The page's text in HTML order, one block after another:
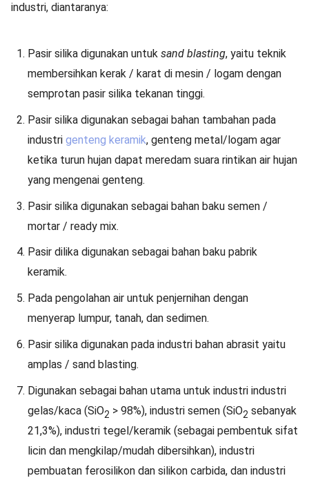
industri, diantaranya:
Pasir silika digunakan untuk sand blasting, yaitu teknik
membersihkan kerak / karat di mesin / logam dengan
semprotan pasir silika tekanan tinggi.
Pasir silika digunakan sebagai bahan tambahan pada
industri genteng keramik, genteng metal/logam agar
ketika turun hujan dapat meredam suara rintikan air hujan
yang mengenai genteng.
Pasir silika digunakan sebagai bahan baku semen /
mortar / ready mix.
Pasir dilika digunakan sebagai bahan baku pabrik
keramik.
Pada pengolahan air untuk penjernihan dengan
menyerap lumpur, tanah, dan sedimen.
Pasir silika digunakan pada industri bahan abrasit yaitu
amplas / sand blasting.
Digunakan sebagai bahan utama untuk industri industri
gelas/kaca (SiO2 > 98%), industri semen (SiO2 sebanyak
21,3%), industri tegel/keramik (sebagai pembentuk sifat
licin dan mengkilap/mudah dibersihkan), industri
pembuatan ferosilikon dan silikon carbida, dan industri